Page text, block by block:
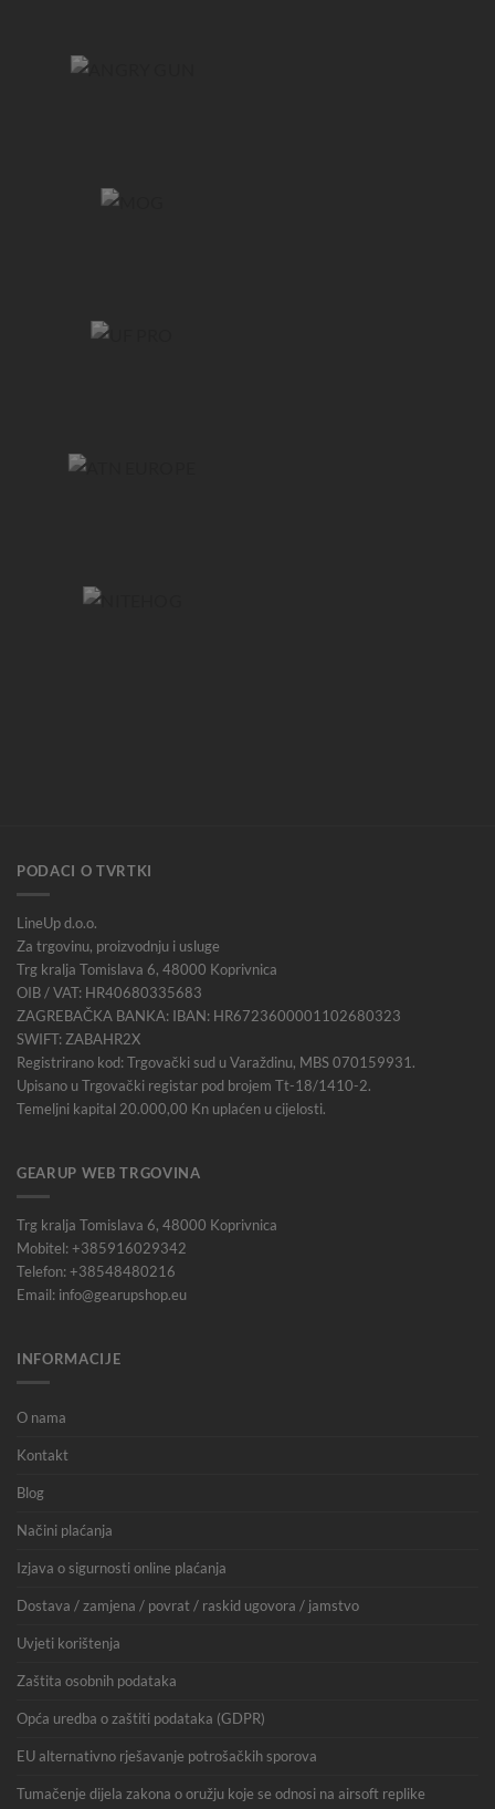
PODACI O TVRTKI
LineUp d.o.o.
Za trgovinu, proizvodnju i usluge
Trg kralja Tomislava 6, 48000 Koprivnica
OIB / VAT: HR40680335683
ZAGREBAČKA BANKA: IBAN: HR6723600001102680323
SWIFT: ZABAHR2X
Registrirano kod: Trgovački sud u Varaždinu, MBS 070159931.
Upisano u Trgovački registar pod brojem Tt-18/1410-2.
Temeljni kapital 20.000,00 Kn uplaćen u cijelosti.
GEARUP WEB TRGOVINA
Trg kralja Tomislava 6, 48000 Koprivnica
Mobitel: +385916029342
Telefon: +38548480216
Email: info@gearupshop.eu
INFORMACIJE
O nama
Kontakt
Blog
Načini plaćanja
Izjava o sigurnosti online plaćanja
Dostava / zamjena / povrat / raskid ugovora / jamstvo
Uvjeti korištenja
Zaštita osobnih podataka
Opća uredba o zaštiti podataka (GDPR)
EU alternativno rješavanje potrošačkih sporova
Tumačenje dijela zakona o oružju koje se odnosi na airsoft replike